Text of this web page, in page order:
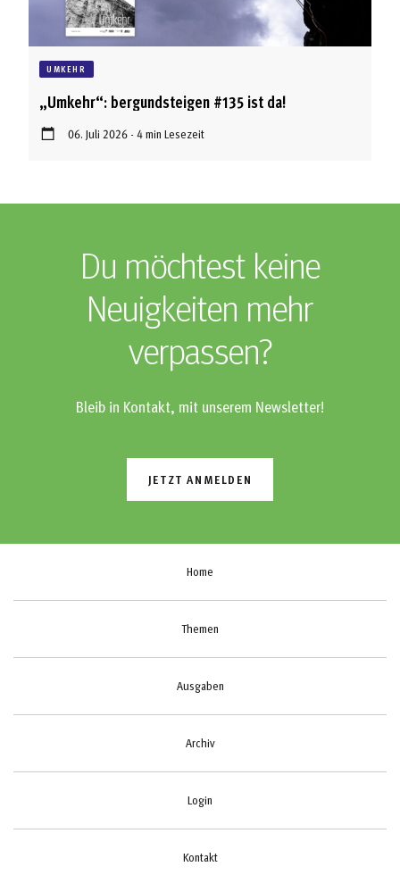
UMKEHR
„Umkehr“: bergundsteigen #135 ist da!
06. Juli 2026 - 4 min Lesezeit
Du möchtest keine
Neuigkeiten mehr
verpassen?
Bleib in Kontakt, mit unserem Newsletter!
JETZT ANMELDEN
Home
Themen
Ausgaben
Archiv
Login
Kontakt